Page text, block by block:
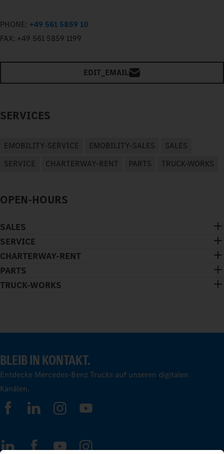
PHONE: +49 561 5859 10
FAX: +49 561 5859 1199
EDIT_EMAIL
SERVICES
EMOBILITY-SERVICE EMOBILITY-SALES
SALES
SERVICE
CHARTERWAY-RENT PARTS TRUCK-WORKS
OPEN-HOURS
SALES
SERVICE
CHARTERWAY-RENT
PARTS
TRUCK-WORKS
BLEIB IN KONTAKT.
Entdecke Mercedes-Benz Trucks auf unseren digitalen
Kanälen.